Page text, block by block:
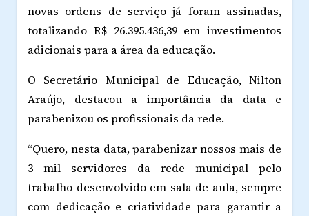
novas ordens de serviço já foram assinadas,
totalizando R$ 26.395.436,39 em investimentos
adicionais para a área da educação.
O Secretário Municipal de Educação, Nilton
Araújo, destacou a importância da data e
parabenizou os profissionais da rede.
“Quero, nesta data, parabenizar nossos mais de
3 mil servidores da rede municipal pelo
trabalho desenvolvido em sala de aula, sempre
com dedicação e criatividade para garantir a